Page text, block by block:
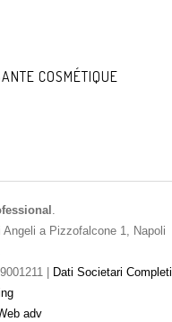
COSMÉTIQUE
.
a Pizzofalcone 1, Napoli
|
Dati Societari Completi
adv